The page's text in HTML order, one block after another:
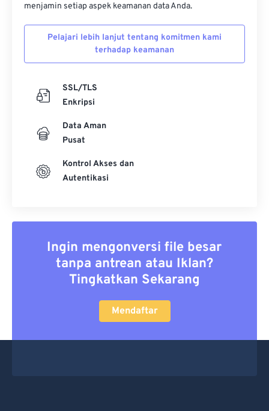
menjamin setiap aspek keamanan data Anda.
Pelajari lebih lanjut tentang komitmen kami
terhadap keamanan
SSL/TLS
Enkripsi
Data Aman
Pusat
Kontrol Akses dan
Autentikasi
Ingin mengonversi file besar
tanpa antrean atau Iklan?
Tingkatkan Sekarang
Mendaftar